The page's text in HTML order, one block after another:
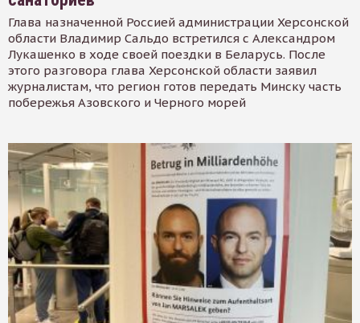
Глава назначенной Россией администрации Херсонской
области Владимир Сальдо встретился с Александром
Лукашенко в ходе своей поездки в Беларусь. После
этого разговора глава Херсонской области заявил
журналистам, что регион готов передать Минску часть
побережья Азовского и Черного морей